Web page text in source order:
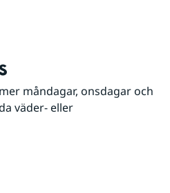
måndagar, onsdagar och
väder- eller